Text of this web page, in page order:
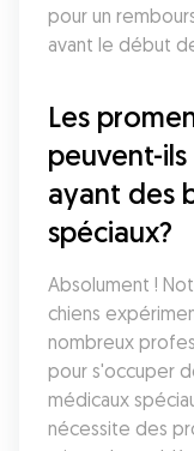
pour un
avant le début
Les
peuvent-
ayant des
spéciaux?
Absolument !
chiens
nombreux
pour s'occuper
médicaux
nécessite des